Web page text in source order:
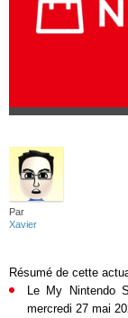
Par
Xavier
Résumé de cette
Le My Nintendo
mercredi 27 mai